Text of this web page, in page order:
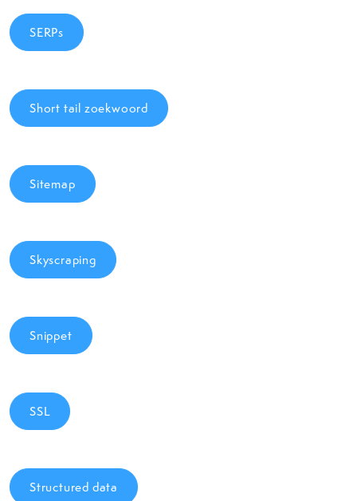
SERPs
Short tail zoekwoord
Sitemap
Skyscraping
Snippet
SSL
Structured data